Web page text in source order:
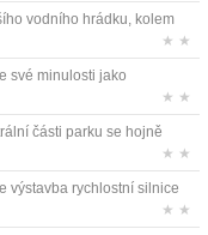
vodního hrádku, kolem
★ ★
své minulosti jako
★ ★
části parku se hojně
★ ★
výstavba rychlostní silnice
★ ★